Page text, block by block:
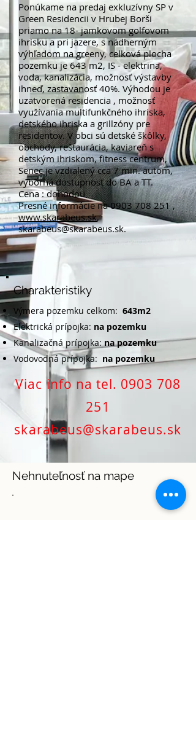
Ponúkame na predaj exkluzívny SP v
Green Residencii v Hrubej Borši
priamo na 18- jamkovom golfovom
ihrisku a pri jazere, s nádherným
výhľadom na greeny, celková plocha
pozemku je 643 m2, IS - elektrina,
voda, kanalizácia, možnosť výstavby
ihneď, zastavanosť 40%. Výhodou je
uzatvorená residencia , možnosť
využívania multifunkčného ihriska,
detského ihriska a grillzóny pre
residentov. V obci sú detské škôlky,
obchody, reštaurácia, kaviareň s
detským ihriskom, fitness centrum,
Senec je vzdialený cca 7 min. autom,
výborná dostupnosť do BA a TT.
Cena : dohodou
Presné informácie na0903 708 251,
www.skarabeus.sk,
skarabeus@skarabeus.sk.
Charakteristiky
Výmera pozemku celkom: 643m2
Elektrická prípojka: na pozemku
Kanalizačná prípojka:na pozemku
Vodovodná prípojka: na pozemku
Viac info na tel. 0903 708
251
skarabeus@skarabeus.sk
Nehnuteľnosť na mape